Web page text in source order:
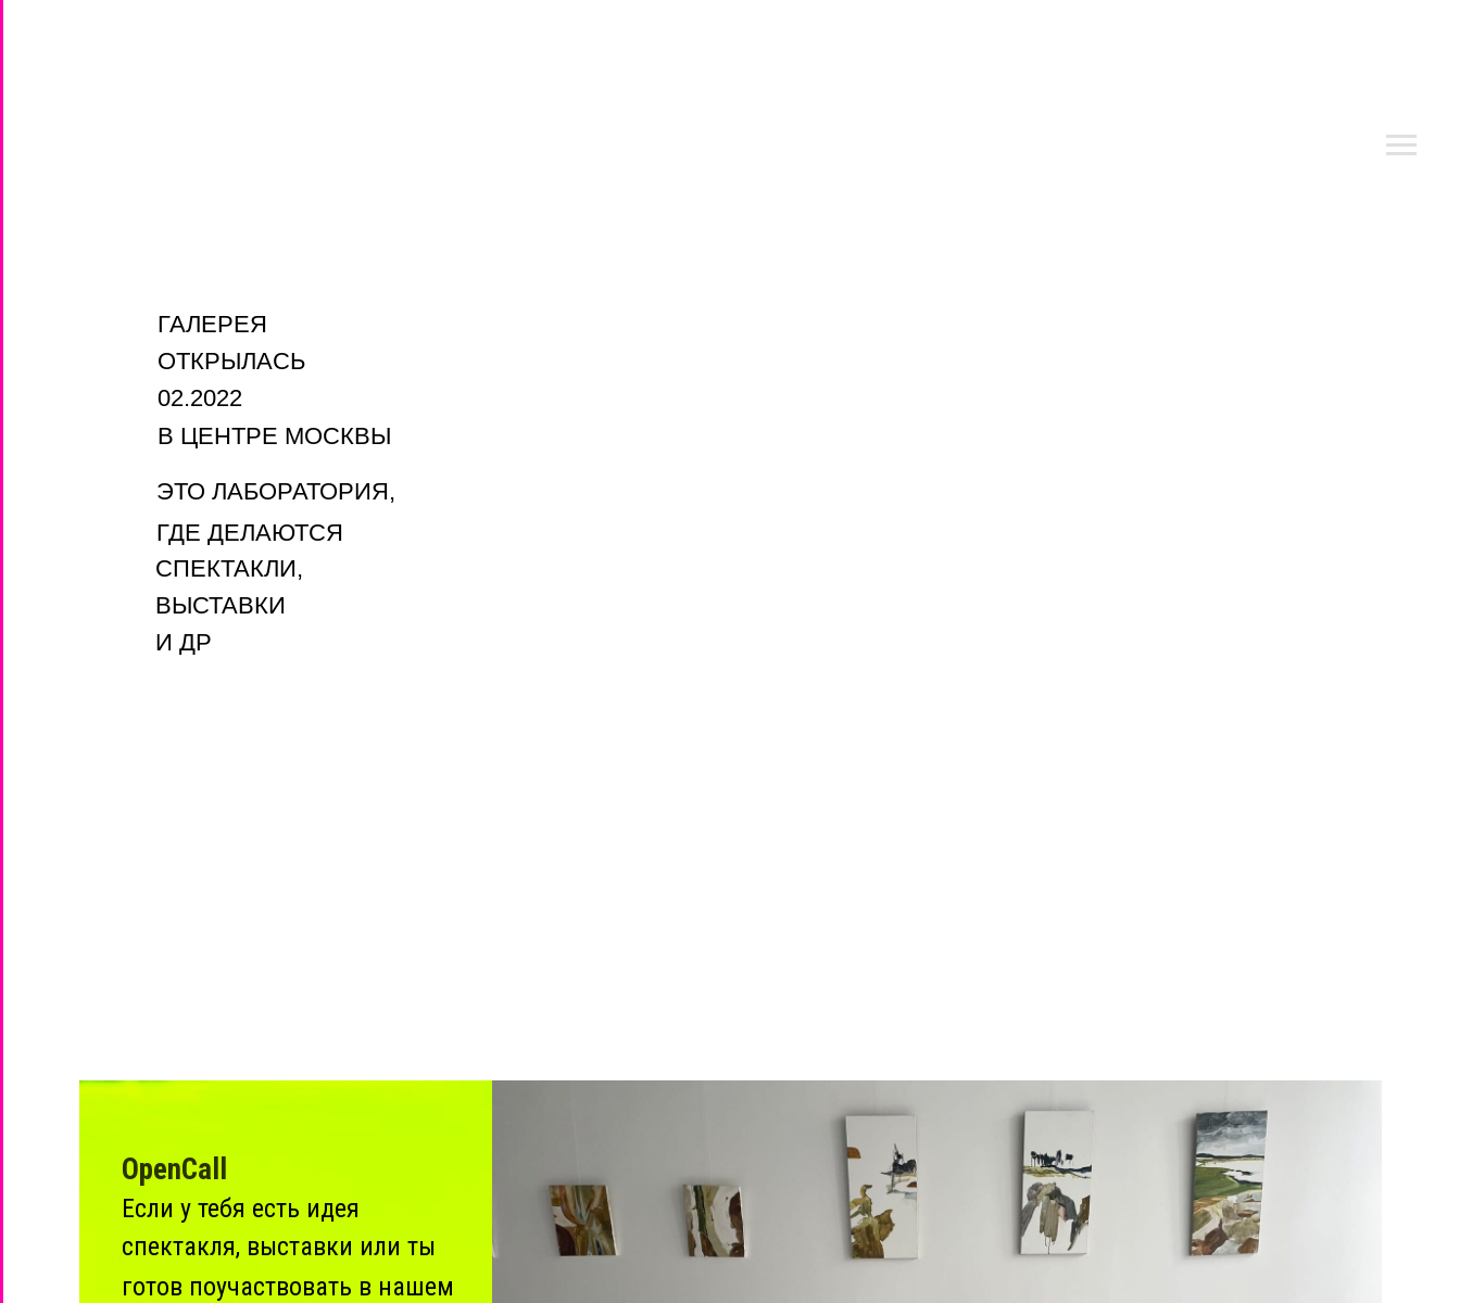
ГАЛЕРЕЯ
ОТКРЫЛАСЬ
02.2022
ЭТО ЛАБОРАТОРИЯ,
В ЦЕНТРЕ МОСКВЫ
СПЕКТАКЛИ,
ГДЕ ДЕЛАЮТСЯ
ВЫСТАВКИ
И ДР
OpenCall
спектакля, выставки или ты
готов поучаствовать в нашем
Если у тебя есть идея